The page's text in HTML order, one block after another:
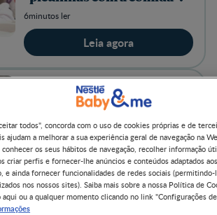
6minutos ler
Leia agora
6-12 MESES
descobre um novo universo
de sabores!
4minutos ler
Leia agora
todos", concorda com o uso de cookies próprias e de
ajudam a melhorar a sua experiência geral de navegação na
conhecer os seus hábitos de navegação, recolher informação
criar perfis e fornecer-lhe anúncios e conteúdos adaptados
e ainda fornecer funcionalidades de redes sociais
nos nossos sites). Saiba mais sobre a nossa Política de
ou a qualquer momento clicando no link "Configurações